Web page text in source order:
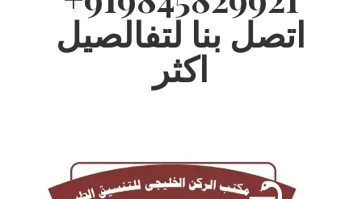
اتصل بنا لتفالصيل
اكثر